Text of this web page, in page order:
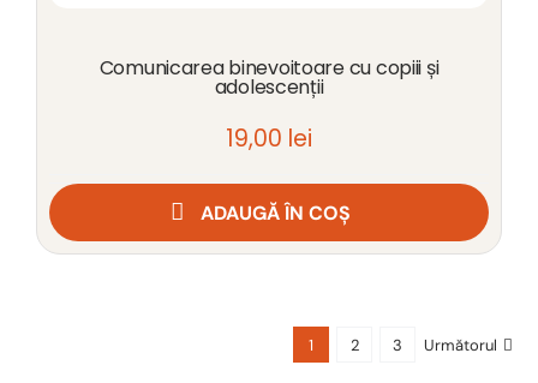
Comunicarea binevoitoare cu copiii și
adolescenții
19,00 lei
ADAUGĂ ÎN COȘ
1 2 3 Următorul